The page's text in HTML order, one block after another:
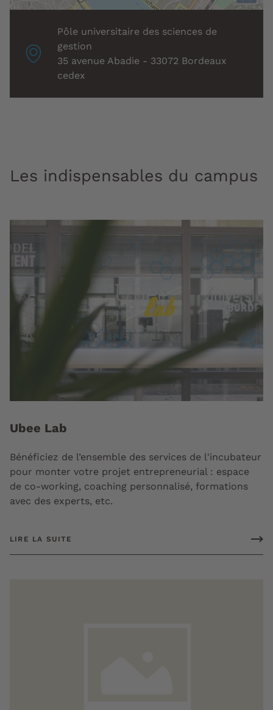
Localisation
associée
:
Pôle universitaire des sciences de
gestion
35 avenue Abadie - 33072 Bordeaux
cedex
Les indispensables du campus
Ubee Lab
Bénéficiez de l’ensemble des services de l'incubateur
pour monter votre projet entrepreneurial : espace
de co-working, coaching personnalisé, formations
avec des experts, etc.
LIRE LA SUITE